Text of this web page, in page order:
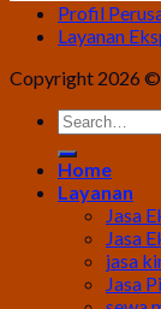
Profil
Layanan
Copyright 2026 ©
Home
Layanan
Jasa
Jasa
jasa
Jasa